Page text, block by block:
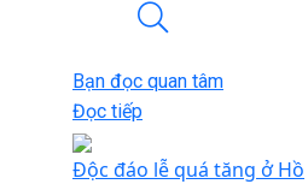
Bạn đọc quan tâm
Đọc tiếp
Độc đáo lễ quá tăng ở Hồ